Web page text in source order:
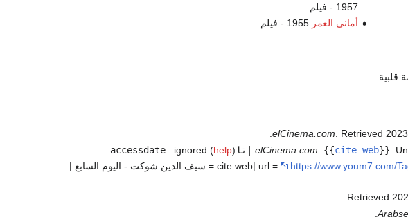
1957 - فيلم
أماني العمر 1955 - فيلم
قلبية.
elCinema.com . Retrieved
.
elCinema.com {{cite web}}: |تاaccessdate= ignored (help)
| title = سيف الدين شوكت - اليوم السابع |
.
.